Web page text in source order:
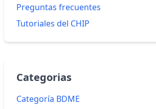
Preguntas frecuentes
Tutoriales del CHIP
Categorias
Categoría BDME